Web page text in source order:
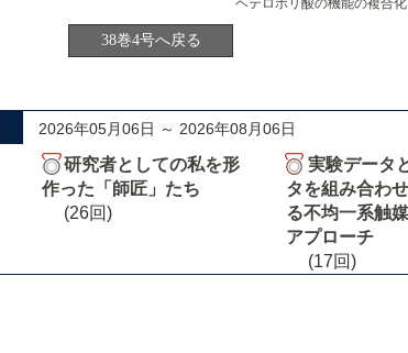
ヘテロポリ酸の機能の複合
38巻4号へ戻る
2026年05月06日 ～ 2026年08月06日
研究者としての私を形
作った「師匠」たち
(26回)
実験データ
タを組み合わ
る不均一系触
アプローチ
(17回)